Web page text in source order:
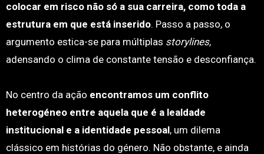
colocar em risco não só a sua carreira, como toda a
estrutura em que está inserido. Passo a passo, o
argumento estica-se para múltiplas storylines,
adensando o clima de constante tensão e desconfiança.
No centro da ação encontramos um conflito
heterogéneo entre aquela que é a lealdade
institucional e a identidade pessoal, um dilema
clássico em histórias do género. Não obstante, e ainda